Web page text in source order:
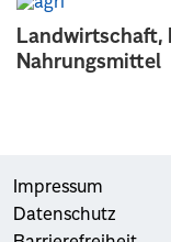
Landwirtschaft,
Nahrungsmittel
Impressum
Datenschutz